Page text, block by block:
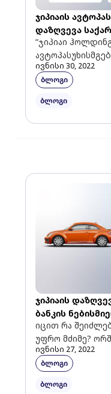
ჯიპიაის
დაზღვევა
ბანკში დაემატა
“ჯიპიაი
საქართველოს
დაემატა ჯიპიაი
დაზღვევა უკვე
ბანკის მობაილ
ივნისი 30, 2022
ბლოგი
ბლოგი
ჯიპიაის
ბანკის
იცით რა
უფრო მძიმე?
გარეშე.
საათზე, ხელში
ივნისი 27, 2022
ბლოგი
ბლოგი